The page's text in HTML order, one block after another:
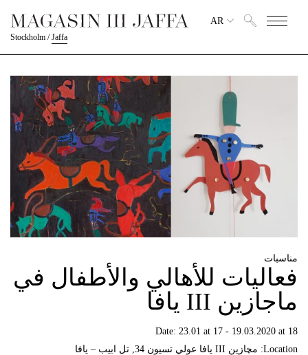
Stockholm /Jaffa
AR
مناسبات
فعاليات للأهالي والأطفال في
ماجازين III يافا
Date: 23.01 at 17 - 19.03.2020 at 18
Location: مچازين III يافا عولي تسيون 34, تل ابيب – يافا